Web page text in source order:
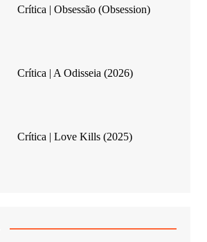
Crítica | Obsessão (Obsession)
Crítica | A Odisseia (2026)
Crítica | Love Kills (2025)